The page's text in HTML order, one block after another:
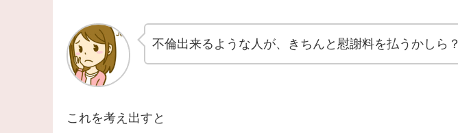
不倫出来るような人が、きちんと慰謝料を払うかしら？
これを考え出すと